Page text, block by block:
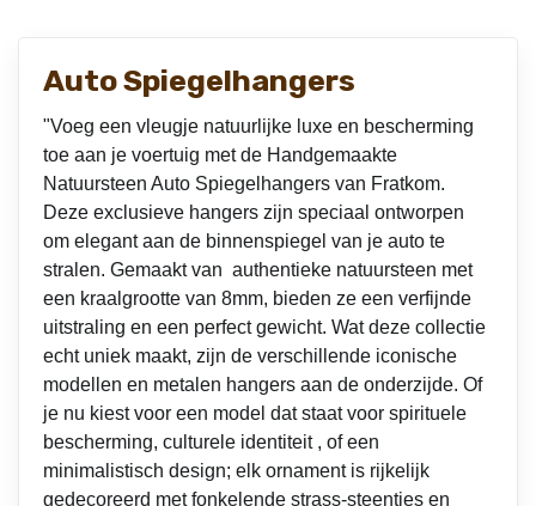
Auto Spiegelhangers
"Voeg een vleugje natuurlijke luxe en bescherming
toe aan je voertuig met de Handgemaakte
Natuursteen Auto Spiegelhangers van Fratkom.
Deze exclusieve hangers zijn speciaal ontworpen
om elegant aan de binnenspiegel van je auto te
stralen. Gemaakt van authentieke natuursteen met
een kraalgrootte van 8mm, bieden ze een verfijnde
uitstraling en een perfect gewicht. Wat deze collectie
echt uniek maakt, zijn de verschillende iconische
modellen en metalen hangers aan de onderzijde. Of
je nu kiest voor een model dat staat voor spirituele
bescherming, culturele identiteit , of een
minimalistisch design; elk ornament is rijkelijk
gedecoreerd met fonkelende strass-steentjes en